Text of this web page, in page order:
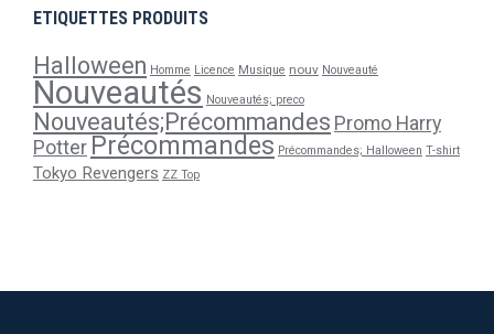
ETIQUETTES PRODUITS
Halloween Homme Licence Musique nouv Nouveauté
Nouveautés Nouveautés; preco
Nouveautés;Précommandes Promo Harry
Potter Précommandes Précommandes; Halloween T-shirt
Tokyo Revengers ZZ Top